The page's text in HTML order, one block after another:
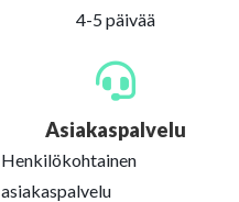
4-5 päivää
Asiakaspalvelu
Henkilökohtainen
asiakaspalvelu